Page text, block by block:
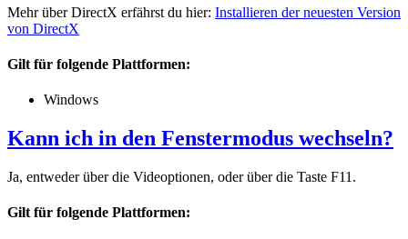
Mehr über DirectX erfährst du hier: Installieren der neuesten Version
von DirectX
Gilt für folgende Plattformen:
Windows
Kann ich in den Fenstermodus wechseln?
Ja, entweder über die Videoptionen, oder über die Taste F11.
Gilt für folgende Plattformen: